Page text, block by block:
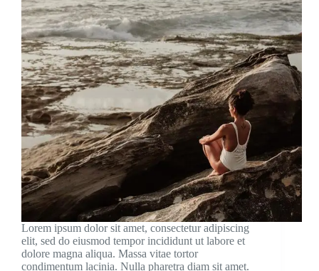
Lorem ipsum dolor sit amet, consectetur adipiscing
elit, sed do eiusmod tempor incididunt ut labore et
dolore magna aliqua. Massa vitae tortor
condimentum lacinia. Nulla pharetra diam sit amet.